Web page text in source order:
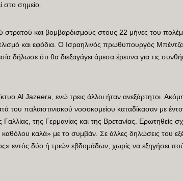
στο σημείο.
στρατού και βομβαρδισμούς στους 22 μήνες του
και εφόδια. Ο Ισραηλινός πρωθυπουργός
δήλωσε ότι θα διεξαγάγει άμεσα έρευνα για τις
Al Jazeera, ενώ τρεις άλλοι ήταν ανεξάρτητοι.
παλαιστινιακού νοσοκομείου καταδίκασαν με
της Γερμανίας και της Βρετανίας. Ερωτηθείς
καλά» με το συμβάν. Σε άλλες δηλώσεις του
εντός δύο ή τριών εβδομάδων, χωρίς να εξηγήσει